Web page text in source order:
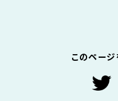
このペー